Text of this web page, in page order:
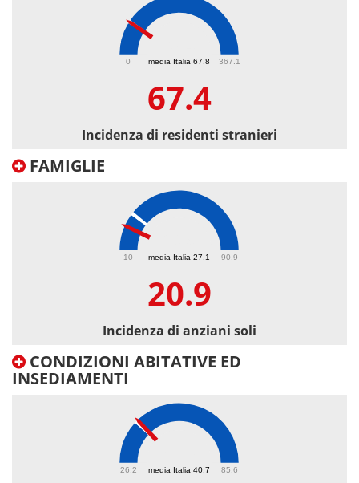
media Italia 67.8
0 367.1
67.4
Incidenza di residenti stranieri
FAMIGLIE
media Italia 27.1
10 90.9
20.9
Incidenza di anziani soli
CONDIZIONI ABITATIVE ED
INSEDIAMENTI
media Italia 40.7
26.2 85.6